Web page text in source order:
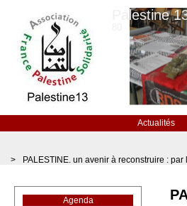
Palestine
Actualités
>
PALESTINE. un avenir à reconstruire : par
Agenda